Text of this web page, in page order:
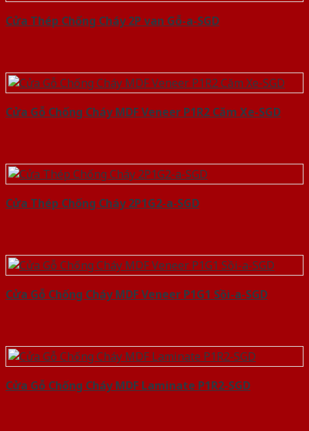
Cửa Thép Chống Cháy 2P van Gỗ-a-SGD
Cửa Gỗ Chống Cháy MDF Veneer P1R2 Căm Xe-SGD
Cửa Thép Chống Cháy 2P1G2-a-SGD
Cửa Gỗ Chống Cháy MDF Veneer P1G1 Sồi-a-SGD
Cửa Gỗ Chống Cháy MDF Laminate P1R2-SGD